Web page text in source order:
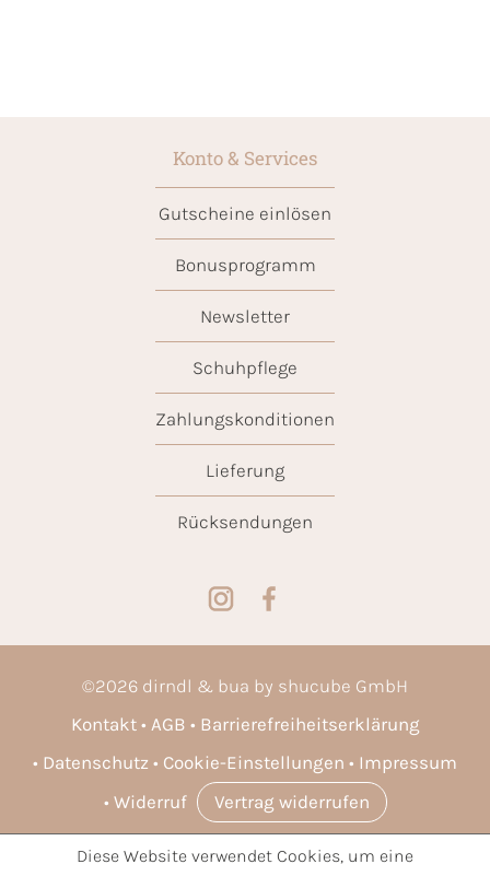
Konto & Services
Gutscheine einlösen
Bonusprogramm
Newsletter
Schuhpflege
Zahlungskonditionen
Lieferung
Rücksendungen
©2026 dirndl & bua by shucube GmbH
Kontakt
AGB
Barrierefreiheitserklärung
Datenschutz
Cookie-Einstellungen
Impressum
Widerruf
Vertrag widerrufen
* Alle Preise inkl. gesetzl. Mehrwertsteuer zzgl.Versandkosten
Diese Website verwendet Cookies, um eine